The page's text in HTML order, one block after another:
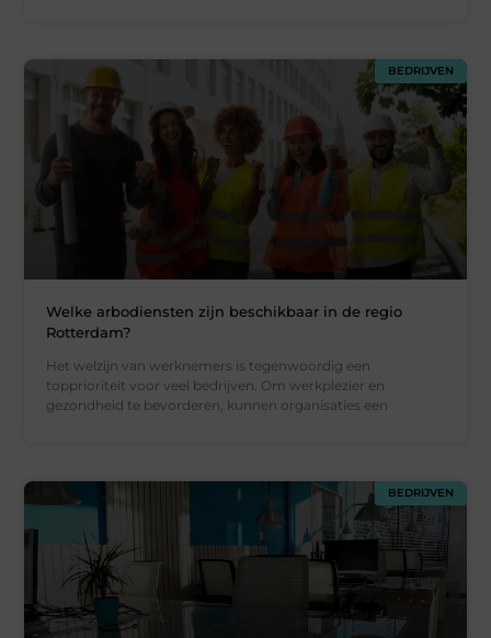
BEDRIJVEN
Welke arbodiensten zijn beschikbaar in de regio
Rotterdam?
Het welzijn van werknemers is tegenwoordig een
topprioriteit voor veel bedrijven. Om werkplezier en
gezondheid te bevorderen, kunnen organisaties een
BEDRIJVEN